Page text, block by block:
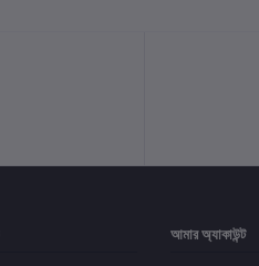
আমার অ্যাকাউন্ট